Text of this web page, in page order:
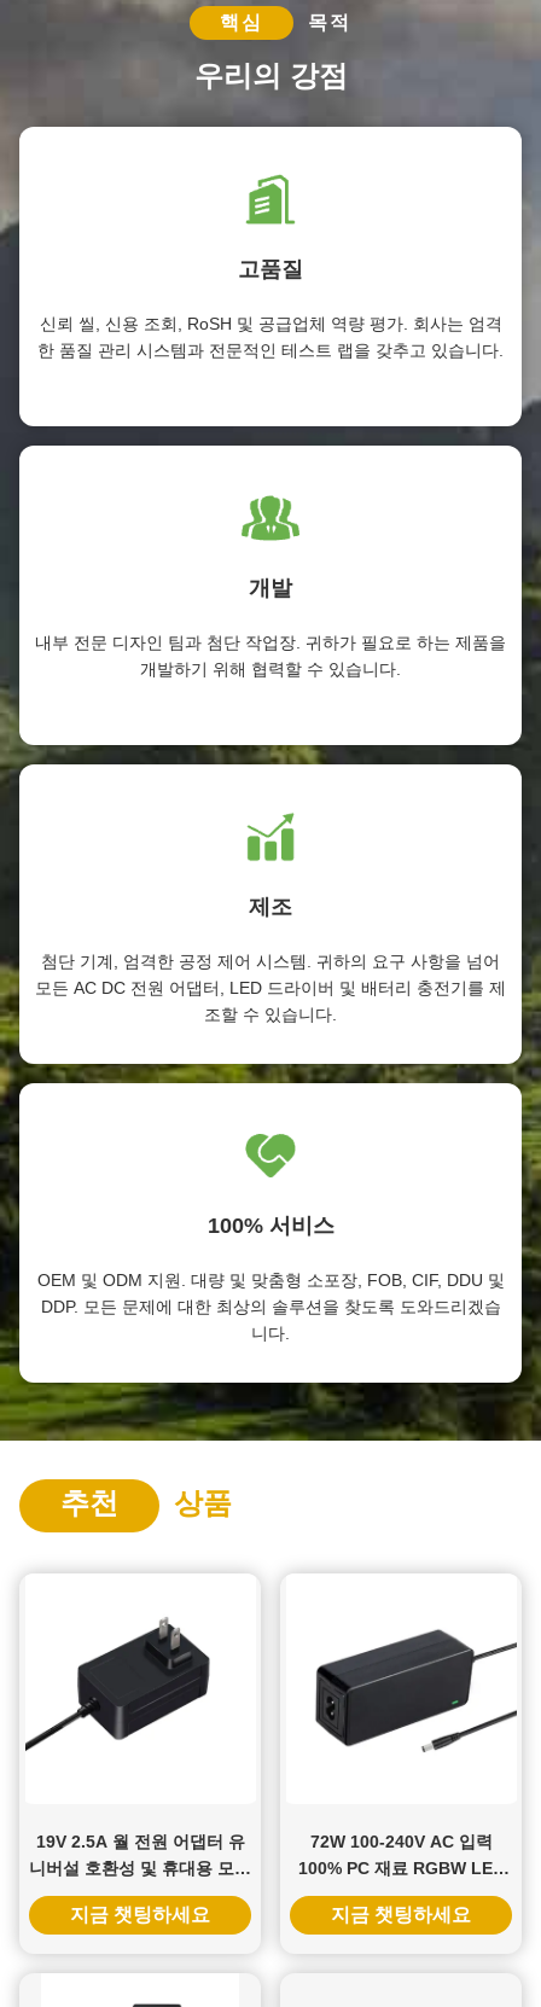
핵심 목적
우리의 강점
고품질
신뢰 씰, 신용 조회, RoSH 및 공급업체 역량 평가. 회사는 엄격
한 품질 관리 시스템과 전문적인 테스트 랩을 갖추고 있습니다.
개발
내부 전문 디자인 팀과 첨단 작업장. 귀하가 필요로 하는 제품을
개발하기 위해 협력할 수 있습니다.
제조
첨단 기계, 엄격한 공정 제어 시스템. 귀하의 요구 사항을 넘어
모든 AC DC 전원 어댑터, LED 드라이버 및 배터리 충전기를 제
조할 수 있습니다.
100% 서비스
OEM 및 ODM 지원. 대량 및 맞춤형 소포장, FOB, CIF, DDU 및
DDP. 모든 문제에 대한 최상의 솔루션을 찾도록 도와드리겠습
니다.
추천 상품
19V 2.5A 월 전원 어댑터 유
니버설 호환성 및 휴대용 모니
터의 다중 보호
지금 챗팅하세요
72W 100-240V AC 입력
100% PC 재료 RGBW LED
스트립 라이트에 대한 전원 공
급 어댑터
지금 챗팅하세요